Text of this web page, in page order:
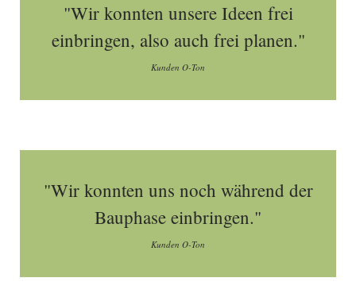
"Wir konnten unsere Ideen frei
einbringen, also auch frei planen."
Kunden O-Ton
"Wir konnten uns noch während der
Bauphase einbringen."
Kunden O-Ton